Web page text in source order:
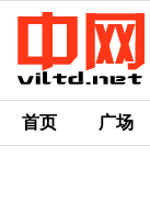
首页 广场